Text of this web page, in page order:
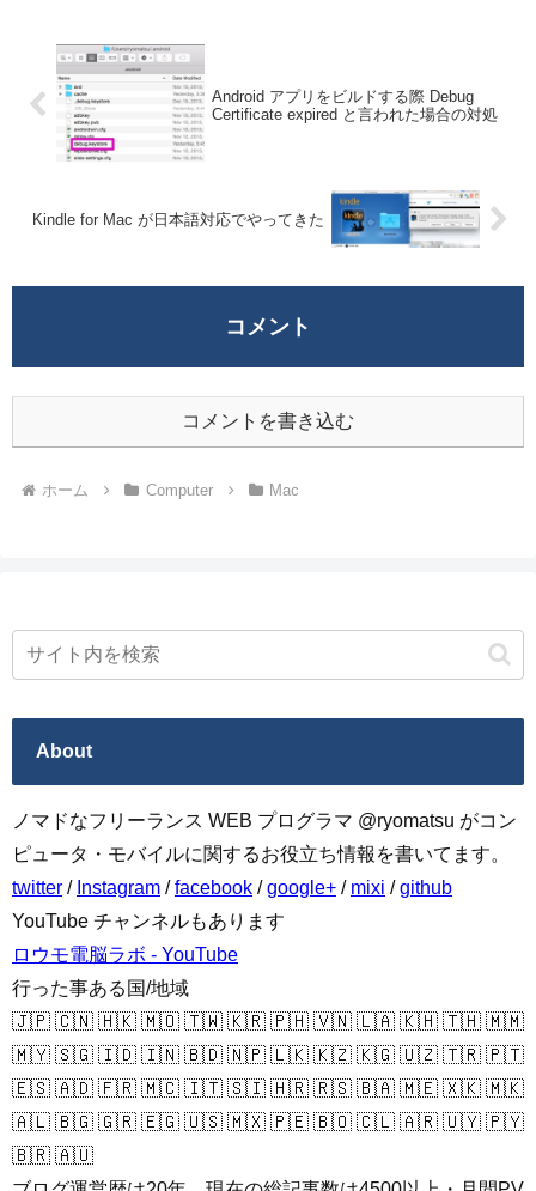
Android アプリをビルドする際 Debug
Certificate expired と言われた場合の対処
Kindle for Mac が日本語対応でやってきた
コメント
コメントを書き込む
ホーム Computer Mac
About
ノマドなフリーランス WEB プログラマ @ryomatsu がコン
ピュータ・モバイルに関するお役立ち情報を書いてます。
twitter / Instagram / facebook / google+ / mixi / github
YouTube チャンネルもあります
ロウモ電脳ラボ - YouTube
行った事ある国/地域
🇯🇵 🇨🇳 🇭🇰 🇲🇴 🇹🇼 🇰🇷 🇵🇭 🇻🇳 🇱🇦 🇰🇭 🇹🇭 🇲🇲
🇲🇾 🇸🇬 🇮🇩 🇮🇳 🇧🇩 🇳🇵 🇱🇰 🇰🇿 🇰🇬 🇺🇿 🇹🇷 🇵🇹
🇪🇸 🇦🇩 🇫🇷 🇲🇨 🇮🇹 🇸🇮 🇭🇷 🇷🇸 🇧🇦 🇲🇪 🇽🇰 🇲🇰
🇦🇱 🇧🇬 🇬🇷 🇪🇬 🇺🇸 🇲🇽 🇵🇪 🇧🇴 🇨🇱 🇦🇷 🇺🇾 🇵🇾
🇧🇷 🇦🇺